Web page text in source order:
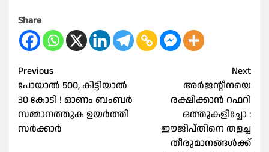
Share
Post
navigation
Previous
പോയാല്‍ 500, കിട്ടിയാല്‍
30 കോടി ! ഓണം ബംബര്‍
സമ്മാനത്തുക ഉയര്‍ത്തി
സര്‍ക്കാര്‍
Next
അര്‍ജന്റീനയെ
രക്ഷിക്കാൻ റഫറി
ഒത്തുകളിച്ചോ :
ഈജിപ്തിനെ തളച്ച
തീരുമാനങ്ങള്‍ക്ക്